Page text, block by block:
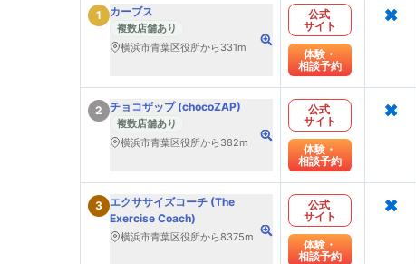
1 カーブス
複数店舗あり
横浜市青葉区役所から331m
公式
サイト
体験・
相談予約
×
2 チョコザップ (chocoZAP)
複数店舗あり
横浜市青葉区役所から382m
公式
サイト
体験・
相談予約
×
3 エクササイズコーチ (The
Exercise Coach)
横浜市青葉区役所から8375m
公式
サイト
体験・
相談予約
×